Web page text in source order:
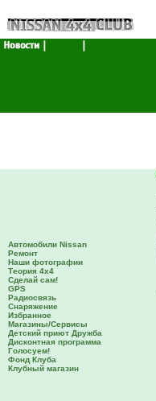
Автомобили Nissan
Ремонт
Наши фотографии
Теория 4х4
Сделай сам!
GPS
Радиосвязь
Снаряжение
Избранное
Магазины/Сервисы
Детский приют Дружба
Дисконтная программа
Голосуем!
Фонд Клуба
Клубный магазин